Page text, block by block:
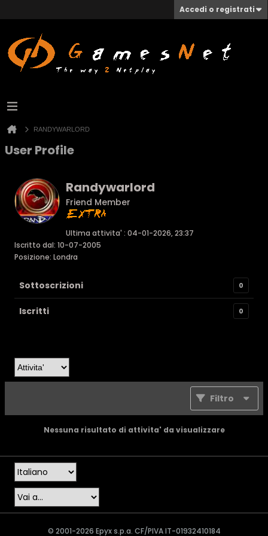
Accedi o registrati
RANDYWARLORD
User Profile
Randywarlord
Friend Member
Ultima attivita' : 04-01-2026, 23:37
Iscritto dal: 10-07-2005
Posizione: Londra
Sottoscrizioni 0
Iscritti 0
Filtro
Nessuna risultato di attivita' da visualizzare
© 2001-2026 Epyx s.p.a. CF/PIVA IT-01932410184